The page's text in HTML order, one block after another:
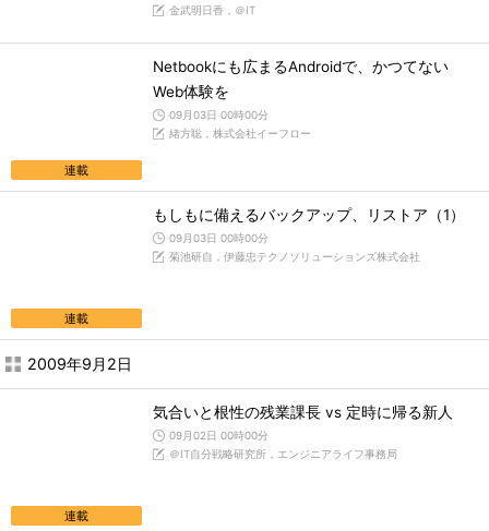
金武明日香，＠IT
連載
Netbookにも広まるAndroidで、かつてない
Web体験を
09月03日 00時00分
緒方聡，株式会社イーフロー
連載
もしもに備えるバックアップ、リストア（1）
09月03日 00時00分
菊池研自，伊藤忠テクノソリューションズ株式会社
2009年9月2日
連載
気合いと根性の残業課長 vs 定時に帰る新人
09月02日 00時00分
＠IT自分戦略研究所，エンジニアライフ事務局